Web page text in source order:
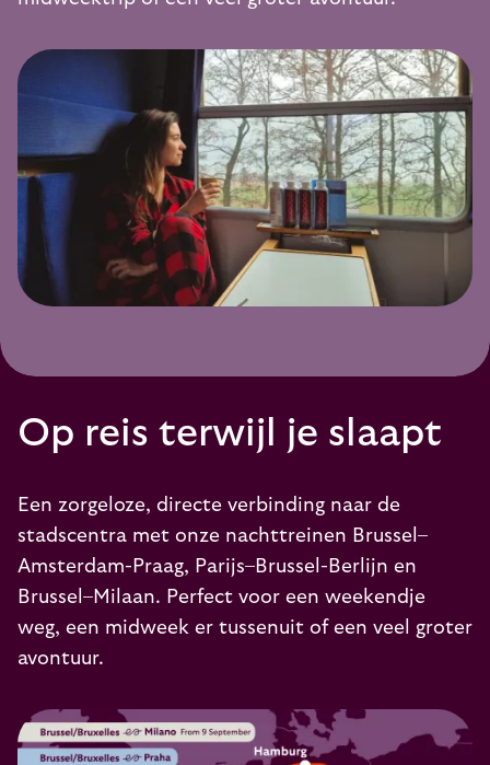
Op reis terwijl je slaapt
Een zorgeloze, directe verbinding naar de
stadscentra met onze nachttreinen Brussel–
Amsterdam-Praag, Parijs–Brussel-Berlijn en
Brussel–Milaan. Perfect voor een weekendje
weg, een midweek er tussenuit of een veel groter
avontuur.